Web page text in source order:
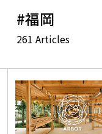
#福岡
261 Articles